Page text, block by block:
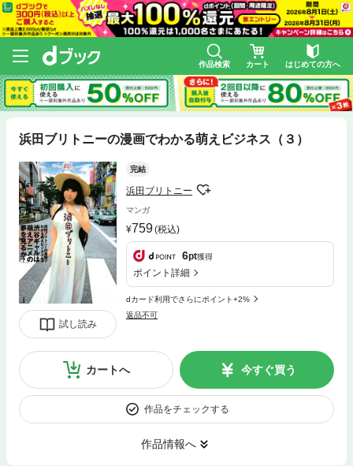
作品検索 カート はじめての方へ
浜田ブリトニーの漫画でわかる萌えビジネス（３）
試し読み
完結
浜田ブリトニー
マンガ
759(税込)
6pt獲得
ポイント詳細
dカード利用でさらにポイント+2%
返品不可
カートへ 今すぐ買う
作品をチェックする
作品情報へ